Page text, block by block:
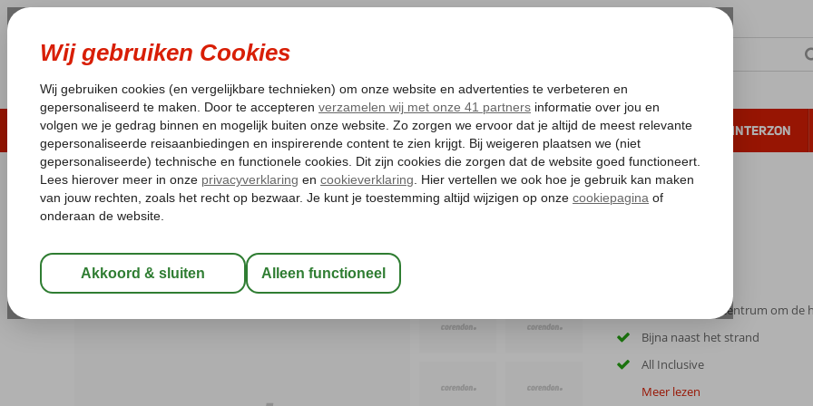
LAST MINUTE ZOMER 2026 ZONVAKANTIE VERRE REIZEN ALL INCLUSIVE WINTERZON
Pakketgarantie Laagsteprijsgarantie* Gratis annuleren*
Home
Bulgarije Zwarte Zee
Orel Hotel
All Inclusive Hotel
Het bruisende centrum om de
Bijna naast het strand
All Inclusive
Meer lezen